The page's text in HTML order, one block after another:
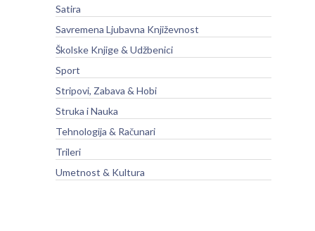
Satira
Savremena Ljubavna Književnost
Školske Knjige & Udžbenici
Sport
Stripovi, Zabava & Hobi
Struka i Nauka
Tehnologija & Računari
Trileri
Umetnost & Kultura